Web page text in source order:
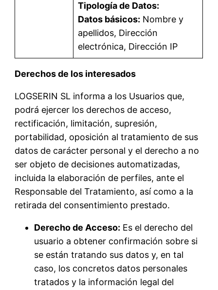
Tipología de Datos:
Datos básicos: Nombre y
apellidos, Dirección
electrónica, Dirección IP
Derechos de los interesados
LOGSERIN SL informa a los Usuarios que,
podrá ejercer los derechos de acceso,
rectificación, limitación, supresión,
portabilidad, oposición al tratamiento de sus
datos de carácter personal y el derecho a no
ser objeto de decisiones automatizadas,
incluida la elaboración de perfiles, ante el
Responsable del Tratamiento, así como a la
retirada del consentimiento prestado.
Derecho de Acceso: Es el derecho del
usuario a obtener confirmación sobre si
se están tratando sus datos y, en tal
caso, los concretos datos personales
tratados y la información legal del